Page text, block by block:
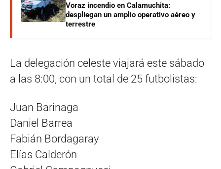
Voraz incendio en Calamuchita:
despliegan un amplio operativo aéreo y
terrestre
La delegación celeste viajará este sábado
a las 8:00, con un total de 25 futbolistas:
Juan Barinaga
Daniel Barrea
Fabián Bordagaray
Elías Calderón